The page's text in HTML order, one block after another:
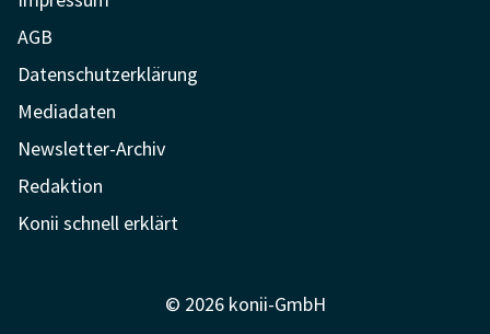
AGB
Datenschutzerklärung
Mediadaten
Newsletter-Archiv
Redaktion
Konii schnell erklärt
© 2026 konii-GmbH